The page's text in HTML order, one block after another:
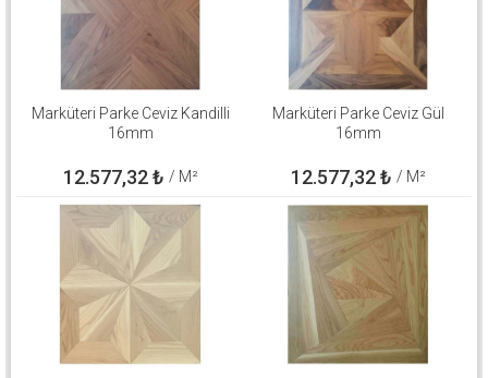
Marküteri Parke Ceviz Kandilli
16mm
12.577,32₺ / M²
Marküteri Parke Ceviz Gül
16mm
12.577,32₺ / M²